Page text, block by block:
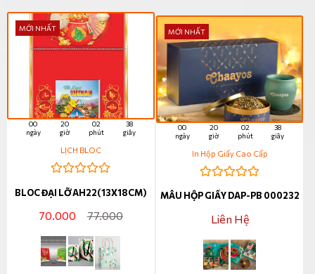
MỚI NHẤT
00
ngày
20
giờ
02
phút
37
giây
LỊCH BLOC
BLOC ĐẠI LỠ AH22(13X18CM)
70.000 77.000
MỚI NHẤT
00
ngày
20
giờ
02
phút
37
giây
In Hộp Giấy Cao Cấp
MẪU HỘP GIẤY DAP-PB 000232
Liên Hệ